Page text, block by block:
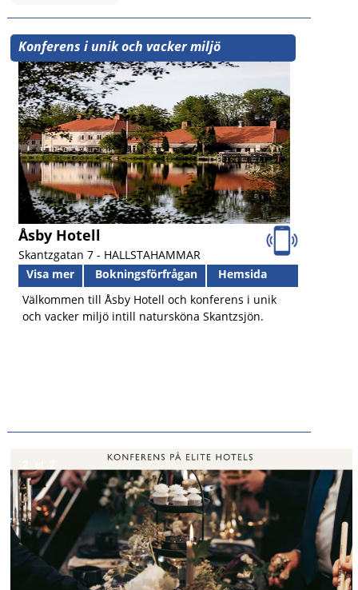
Konferens i unik och vacker miljö
Åsby Hotell
Skantzgatan 7 - HALLSTAHAMMAR
Visa mer
Bokningsförfrågan
Hemsida
Välkommen till Åsby Hotell och konferens i unik
och vacker miljö intill natursköna Skantzsjön.